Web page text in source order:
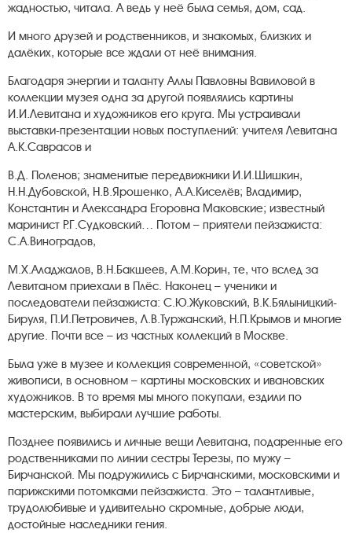
жадностью, читала. А ведь у неё была семья, дом, сад.
И много друзей и родственников, и знакомых, близких и
далёких, которые все ждали от неё внимания.
Благодаря энергии и таланту Аллы Павловны Вавиловой в
коллекции музея одна за другой появлялись картины
И.И.Левитана и художников его круга. Мы устраивали
выставки-презентации новых поступлений: учителя Левитана
А.К.Саврасов и
В.Д. Поленов; знаменитые передвижники И.И.Шишкин,
Н.Н.Дубовской, Н.В.Ярошенко, А.А.Киселёв; Владимир,
Константин и Александра Егоровна Маковские; известный
маринист Р.Г.Судковский… Потом – приятели пейзажиста:
С.А.Виноградов,
М.Х.Аладжалов, В.Н.Бакшеев, А.М.Корин, те, что вслед за
Левитаном приехали в Плёс. Наконец – ученики и
последователи пейзажиста: С.Ю.Жуковский, В.К.Бялыницкий-
Бируля, П.И.Петровичев, Л.В.Туржанский, Н.П.Крымов и многие
другие. Почти все – из частных коллекций в Москве.
Была уже в музее и коллекция современной, «советской»
живописи, в основном – картины московских и ивановских
художников. В то время мы много покупали, ездили по
мастерским, выбирали лучшие работы.
Позднее появились и личные вещи Левитана, подаренные его
родственниками по линии сестры Терезы, по мужу –
Бирчанской. Мы подружились с Бирчанскими, московскими и
парижскими потомками пейзажиста. Это – талантливые,
трудолюбивые и удивительно скромные, добрые люди,
достойные наследники гения.